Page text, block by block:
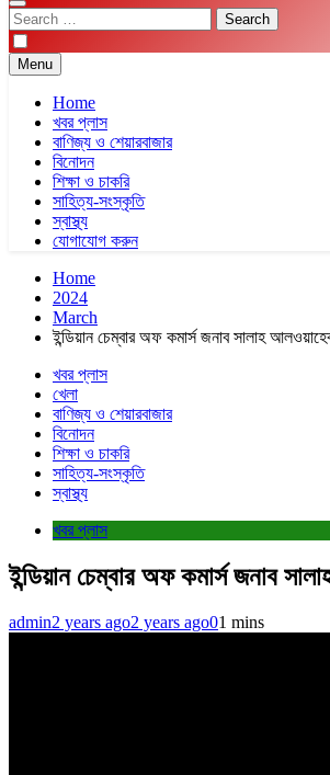
Search
for:
Menu
Home
খবর প্লাস
বাণিজ্য ও শেয়ারবাজার
বিনোদন
শিক্ষা ও চাকরি
সাহিত্য-সংস্কৃতি
স্বাস্থ্য
যোগাযোগ করুন
Home
2024
March
ইন্ডিয়ান চেম্বার অফ কমার্স জনাব সালাহ
খবর প্লাস
খেলা
বাণিজ্য ও শেয়ারবাজার
বিনোদন
শিক্ষা ও চাকরি
সাহিত্য-সংস্কৃতি
স্বাস্থ্য
খবর প্লাস
ইন্ডিয়ান চেম্বার অফ কমার্স জনাব
admin2 years ago2 years ago01 mins